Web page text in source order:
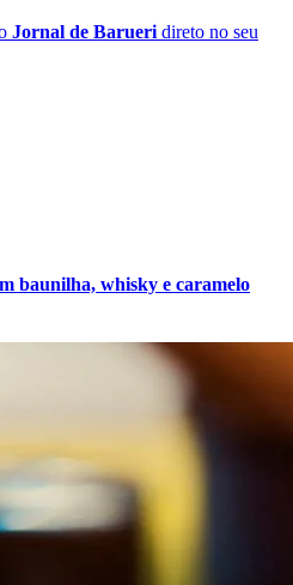
Jornal de Barueri direto no seu
baunilha, whisky e caramelo